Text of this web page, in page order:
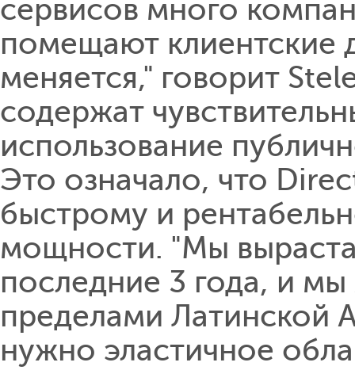
сервисов много
помещают клиентские
меняется," говорит
содержат
использование
Это означало, что
быстрому и
мощности. "Мы
последние 3 года, и мы
пределами Латинской
нужно эластичное